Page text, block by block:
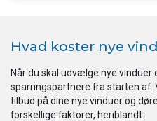
Hvad koster nye
Når du skal udvælge nye vinduer
sparringspartnere fra starten af.
tilbud på dine nye vinduer og
forskellige faktorer, heriblandt: